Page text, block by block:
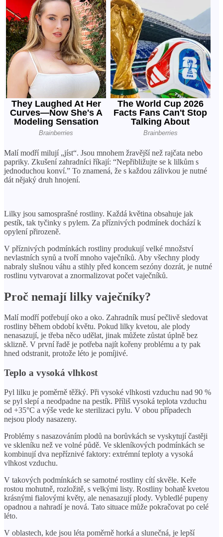
Malí modří milují „jíst“. Jsou mnohem žravější než rajčata nebo
papriky. Zkušení zahradníci říkají: “Nepřibližujte se k lilkům s
jednoduchou konví.” To znamená, že s každou zálivkou je nutné
dát nějaký druh hnojení.
Lilky jsou samosprašné rostliny. Každá květina obsahuje jak
pestík, tak tyčinky s pylem. Za příznivých podmínek dochází k
opylení přirozeně.
V příznivých podmínkách rostliny produkují velké množství
nevlastních synů a tvoří mnoho vaječníků. Aby všechny plody
nabraly slušnou váhu a stihly před koncem sezóny dozrát, je nutné
rostlinu vytvarovat a znormalizovat počet vaječníků.
Proč nemají lilky vaječníky?
Malí modří potřebují oko a oko. Zahradník musí pečlivě sledovat
rostliny během období květu. Pokud lilky kvetou, ale plody
nenasazují, je třeba něco udělat, jinak můžete zůstat úplně bez
sklizně. V první řadě je potřeba najít kořeny problému a ty pak
hned odstranit, protože léto je pomíjivé.
Teplo a vysoká vlhkost
Pyl lilku je poměrně těžký. Při vysoké vlhkosti vzduchu nad 90 %
se pyl slepí a neodpadne na pestík. Příliš vysoká teplota vzduchu
od +35°C a výše vede ke sterilizaci pylu. V obou případech
nejsou plody nasazeny.
Problémy s nasazováním plodů na borůvkách se vyskytují častěji
ve skleníku než ve volné půdě. Ve skleníkových podmínkách se
kombinují dva nepříznivé faktory: extrémní teploty a vysoká
vlhkost vzduchu.
V takových podmínkách se samotné rostliny cítí skvěle. Keře
rostou mohutně, rozložitě, s velkými listy. Rostliny bohatě kvetou
krásnými fialovými květy, ale nenasazují plody. Vybledlé pupeny
opadnou a nahradí je nová. Tato situace může pokračovat po celé
léto.
V oblastech, kde jsou léta poměrně horká a slunečná, je lepší